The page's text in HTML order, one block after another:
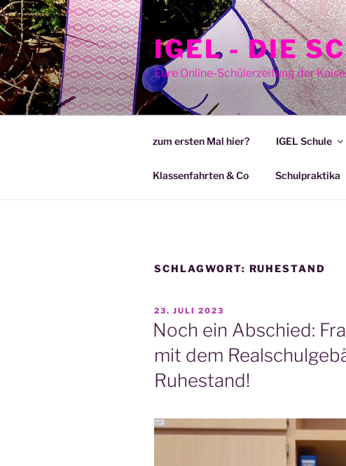
Zum
Inhalt
springen
IGEL - DIE
Eure Online-Schülerzeitung der
zum ersten Mal hier? IGEL Schule
Klassenfahrten & Co Schulpraktika
SCHLAGWORT: RUHESTAND
VERÖFFENTLICHT
AM
23. JULI 2023
Noch ein Abschied:
mit dem
Ruhestand!